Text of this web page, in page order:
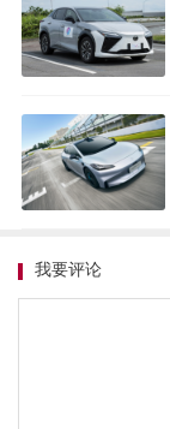
我要评论